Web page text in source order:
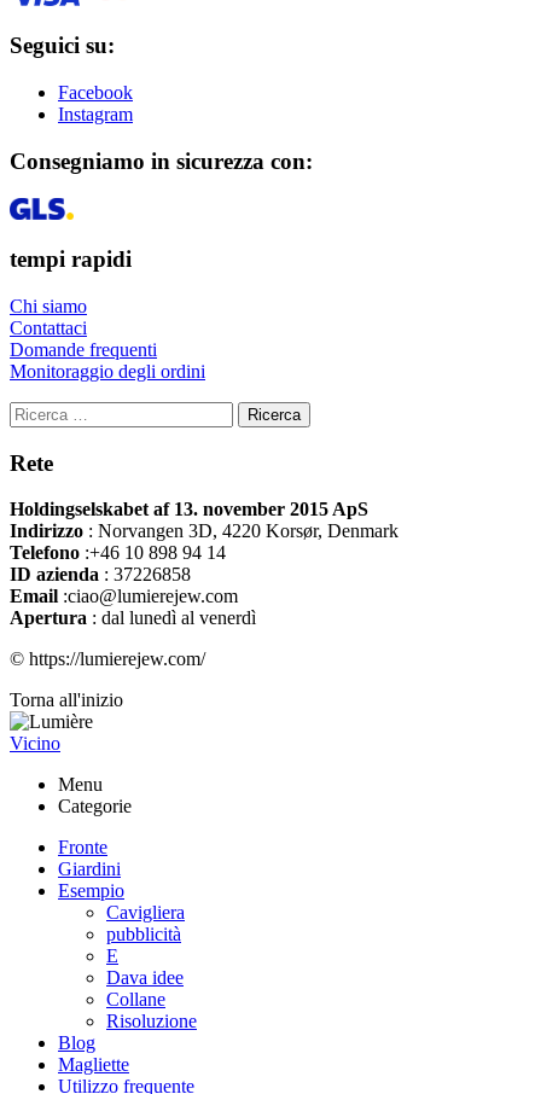
Seguici su:
Facebook
Instagram
Consegniamo in sicurezza con:
tempi rapidi
Chi siamo
Contattaci
Domande frequenti
Monitoraggio degli ordini
Ricerca
Rete
Holdingselskabet af 13. november 2015 ApS
Indirizzo : Norvangen 3D, 4220 Korsør, Denmark
Telefono :+46 10 898 94 14
ID azienda : 37226858
Email :ciao@lumierejew.com
Apertura : dal lunedì al venerdì
© https://lumierejew.com/
Torna all'inizio
Vicino
Menu
Categorie
Fronte
Giardini
Esempio
Cavigliera
pubblicità
E
Dava idee
Collane
Risoluzione
Blog
Magliette
Utilizzo frequente